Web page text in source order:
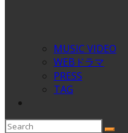
MUSIC VIDEO
WEBドラマ
PRESS
TAG